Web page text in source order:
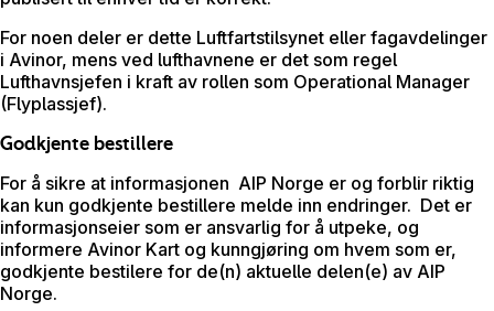
For noen deler er dette Luftfartstilsynet eller fagavdelinger
i Avinor, mens ved lufthavnene er det som regel
Lufthavnsjefen i kraft av rollen som Operational Manager
(Flyplassjef).
Godkjente bestillere
For å sikre at informasjonen AIP Norge er og forblir riktig
kan kun godkjente bestillere melde inn endringer. Det er
informasjonseier som er ansvarlig for å utpeke, og
informere Avinor Kart og kunngjøring om hvem som er,
godkjente bestilere for de(n) aktuelle delen(e) av AIP
Norge.